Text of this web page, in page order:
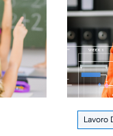
Lavoro